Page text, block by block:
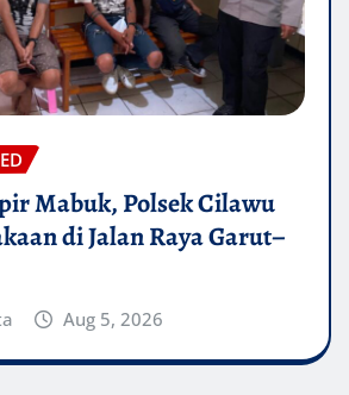
Mabuk, Polsek Cilawu
di Jalan Raya Garut–
Aug 5, 2026